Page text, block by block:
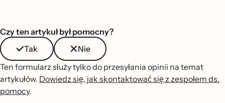
Czy ten artykuł był pomocny?
Tak
Nie
Ten formularz służy tylko do przesyłania opinii na temat
artykułów. Dowiedz się, jak skontaktować się z zespołem ds.
pomocy.